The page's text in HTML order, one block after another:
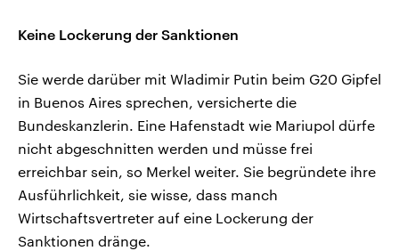
Keine Lockerung der Sanktionen
Sie werde darüber mit Wladimir Putin beim G20 Gipfel
in Buenos Aires sprechen, versicherte die
Bundeskanzlerin. Eine Hafenstadt wie Mariupol dürfe
nicht abgeschnitten werden und müsse frei
erreichbar sein, so Merkel weiter. Sie begründete ihre
Ausführlichkeit, sie wisse, dass manch
Wirtschaftsvertreter auf eine Lockerung der
Sanktionen dränge.